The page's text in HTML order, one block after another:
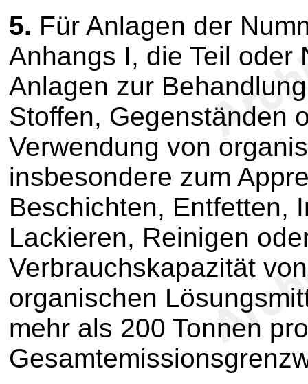
5. Für Anlagen der
Anhangs I, die Teil oder
Anlagen zur
Stoffen, Gegenständen
Verwendung von
insbesondere zum
Beschichten, Entfetten,
Lackieren, Reinigen
Verbrauchskapazität
organischen
mehr als 200 Tonnen